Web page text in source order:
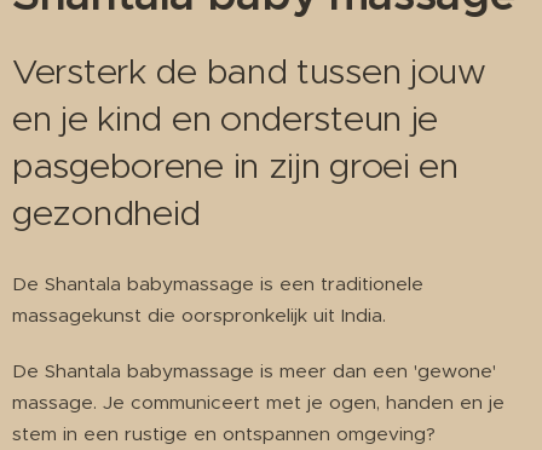
Versterk de band tussen jouw
en je kind en ondersteun je
pasgeborene in zijn groei en
gezondheid
De Shantala babymassage is een traditionele
massagekunst die oorspronkelijk uit India.
De Shantala babymassage is meer dan een 'gewone'
massage. Je communiceert met je ogen, handen en je
stem in een rustige en ontspannen omgeving?